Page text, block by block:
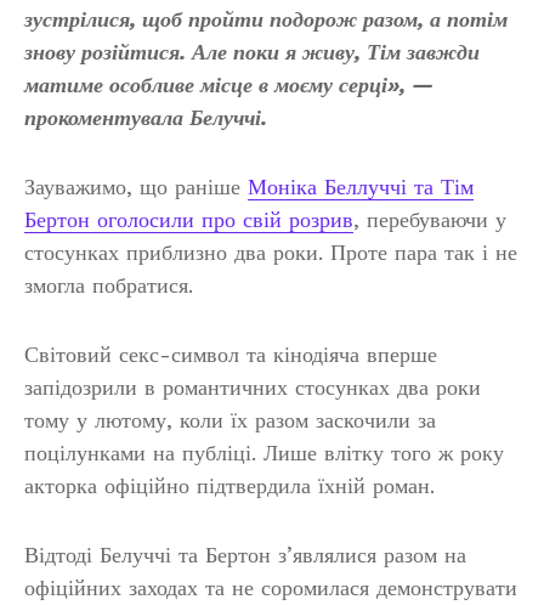
зустрілися, щоб пройти подорож разом, а потім
знову розійтися. Але поки я живу, Тім завжди
матиме особливе місце в моєму серці», —
прокоментувала Белуччі.
Зауважимо, що раніше Моніка Беллуччі та Тім
Бертон оголосили про свій розрив, перебуваючи у
стосунках приблизно два роки. Проте пара так і не
змогла побратися.
Світовий секс-символ та кінодіяча вперше
запідозрили в романтичних стосунках два роки
тому у лютому, коли їх разом заскочили за
поцілунками на публіці. Лише влітку того ж року
акторка офіційно підтвердила їхній роман.
Відтоді Белуччі та Бертон з’являлися разом на
офіційних заходах та не соромилася демонструвати